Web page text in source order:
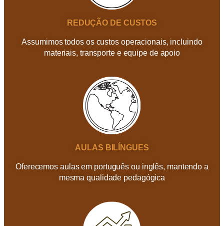
REDUÇÃO DE CUSTOS
Assumimos todos os custos operacionais, incluindo
materiais, transporte e equipe de apoio
AULAS BILÍNGUES
Oferecemos aulas em português ou inglês, mantendo a
mesma qualidade pedagógica